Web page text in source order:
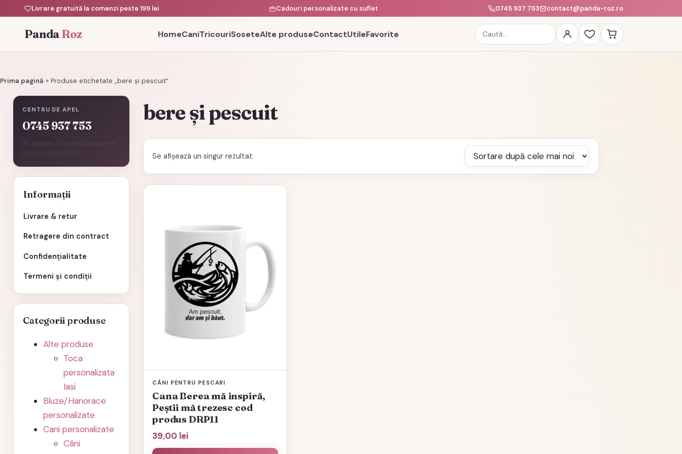
Livrare gratuită la comenzi peste 199 lei Cadouri personalizate cu suflet 0745 937 753 contact@panda-roz.ro
PandaRoz HomeCaniTricouriSoseteAlte produseContactUtileFavorite
Caută
produse
Prima pagină » Produse etichetate „bere și pescuit”
CENTRU DE APEL
0745 937 753
Te ajutăm cu personalizarea
în câteva minute.
Informații
Livrare & retur
Retragere din contract
Confidențialitate
Termeni și condiții
Categorii produse
Alte produse
Toca
personalizata
Iasi
Bluze/Hanorace
personalizate
Cani personalizate
Căni
bere și pescuit
Se afișează un singur rezultat
CĂNI PENTRU PESCARI
Cana Berea mă inspiră,
Peștii mă trezesc cod
produs DRP11
39,00 lei